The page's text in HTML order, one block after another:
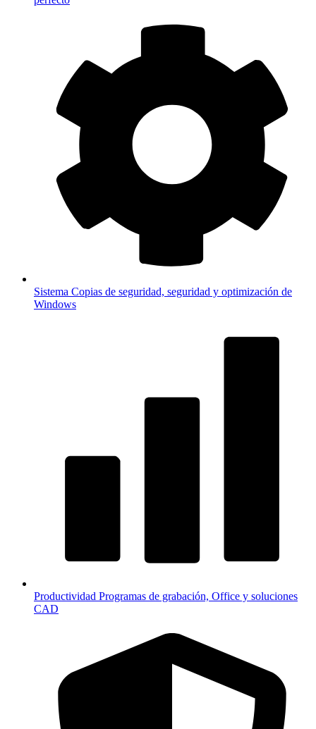
Sistema Copias de seguridad, seguridad y optimización de
Windows
Productividad Programas de grabación, Office y soluciones
CAD